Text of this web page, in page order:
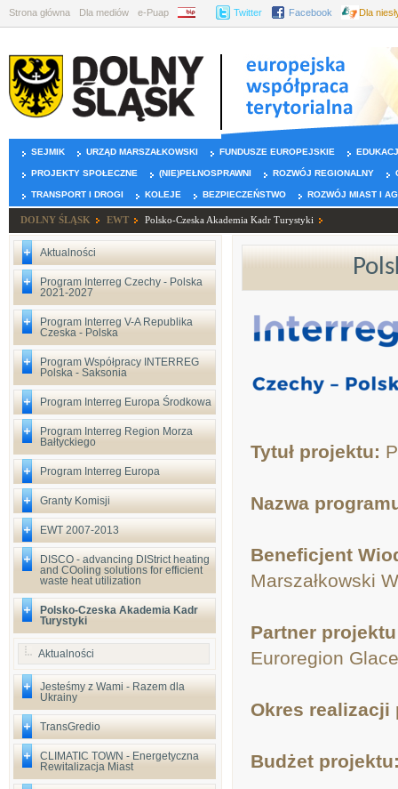
Strona główna Dla mediów e-Puap BIP Twitter Facebook Dla
SEJMIK URZĄD MARSZAŁKOWSKI FUNDUSZE EUROPEJSKIE
PROJEKTY SPOŁECZNE (NIE)PEŁNOSPRAWNI ROZWÓJ REGIONALNY
TRANSPORT I DROGI KOLEJE BEZPIECZEŃSTWO ROZWÓJ MIAST I
DOLNY ŚLĄSK EWT Polsko-Czeska Akademia Kadr Turystyki
Aktualności
Program Interreg Czechy - Polska
2021-2027
Program Interreg V-A Republika
Czeska - Polska
Program Współpracy INTERREG
Polska - Saksonia
Program Interreg Europa Środkowa
Program Interreg Region Morza
Bałtyckiego
Program Interreg Europa
Granty Komisji
EWT 2007-2013
DISCO - advancing DIStrict heating
and COoling solutions for efficient
waste heat utilization
Polsko-Czeska Akademia Kadr
Turystyki
Aktualności
Jesteśmy z Wami - Razem dla
Ukrainy
TransGredio
CLIMATIC TOWN - Energetyczna
Rewitalizacja Miast
Tytuł projektu:
Nazwa
Beneficjent
Marszałkowski
Partner
Euroregion
Okres realizacji
Budżet